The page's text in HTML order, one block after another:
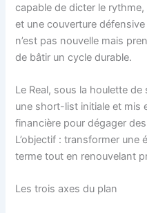
capable de dicter le
et une couverture
n’est pas nouvelle mais
de bâtir un cycle durable.
Le Real, sous la houlette
une short-list initiale et mis
financière pour dégager
L’objectif : transformer une
terme tout en renouvelant
Les trois axes du plan